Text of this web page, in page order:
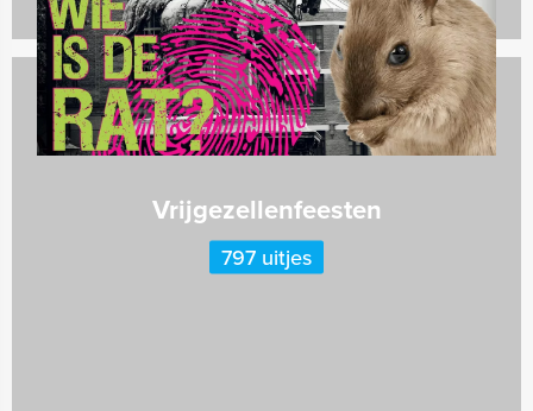
Vrijgezellenfeesten
797 uitjes